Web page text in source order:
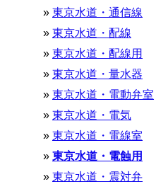
東京水道・通信線
東京水道・配線
東京水道・配線用
東京水道・量水器
東京水道・電動弁室
東京水道・電気
東京水道・電線室
東京水道・電蝕用
東京水道・震対弁